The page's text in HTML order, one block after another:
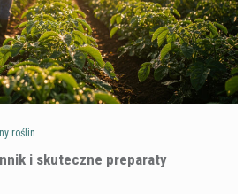
roślin
i skuteczne preparaty